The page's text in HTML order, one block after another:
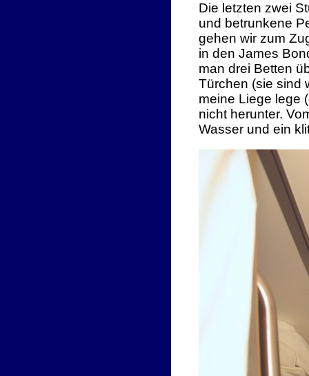
Die letzten zwei
und betrunkene
gehen wir zum
in den James
man drei Betten
Türchen (sie sind
meine Liege lege
nicht herunter.
Wasser und ein